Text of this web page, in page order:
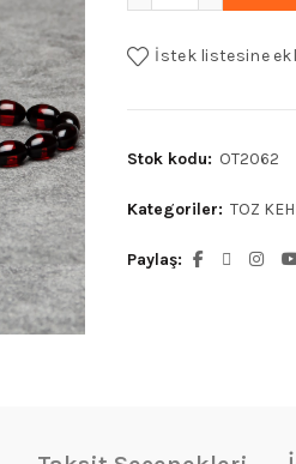
İstek listesine
Stok kodu: OT2062
Kategoriler: TOZ
Paylaş